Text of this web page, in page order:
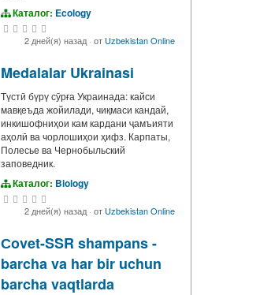
Каталог: Ecology
2 дней(я) назад · от Uzbekistan Online
Medalalar Ukrainasi
Түстӣ бүрү сӯрға Украинада: кайси
мавқеъда жойилади, чиқмаси кандай,
инкишофниҳои кам кардани ҷамъияти
аҳолӣ ва чорлошиҳои ҳифз. Карпаты,
Полесье ва Чернобыльский
заповедник.
Каталог: Biology
2 дней(я) назад · от Uzbekistan Online
Сovet-SSR shampans -
barcha va har bir uchun
barcha vaqtlarda